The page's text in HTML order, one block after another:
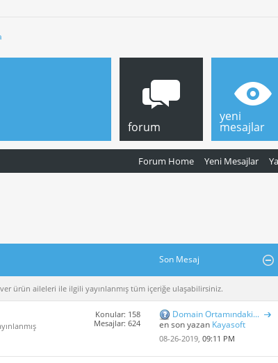
forum
Forum Home Yeni Mesajlar
yeni
mesajlar
Son Mesaj
ürün aileleri ile ilgili yayınlanmış tüm içeriğe ulaşabilirsiniz.
Konular: 158
Mesajlar: 624
Domain Ortamındaki...
en son yazan Kayasoft
08-26-2019, 09:11 PM